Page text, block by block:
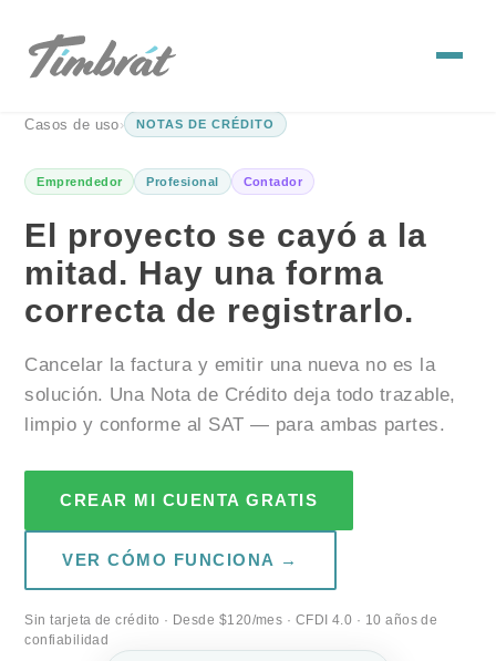
Casos de uso› NOTAS DE CRÉDITO
Emprendedor Profesional Contador
El proyecto se cayó a la
mitad. Hay una forma
correcta de registrarlo.
Cancelar la factura y emitir una nueva no es la
solución. Una Nota de Crédito deja todo trazable,
limpio y conforme al SAT — para ambas partes.
CREAR MI CUENTA GRATIS
VER CÓMO FUNCIONA →
Sin tarjeta de crédito · Desde $120/mes · CFDI 4.0 · 10 años de
confiabilidad